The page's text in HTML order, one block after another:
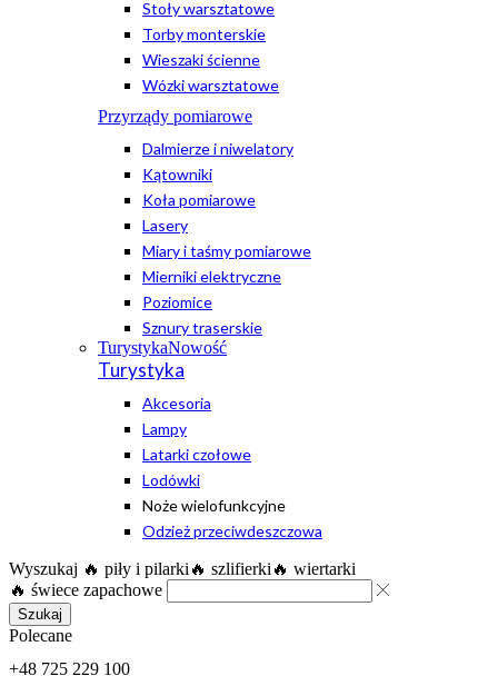
Stoły warsztatowe
Torby monterskie
Wieszaki ścienne
Wózki warsztatowe
Przyrządy pomiarowe
Dalmierze i niwelatory
Kątowniki
Koła pomiarowe
Lasery
Miary i taśmy pomiarowe
Mierniki elektryczne
Poziomice
Sznury traserskie
TurystykaNowość
Turystyka
Akcesoria
Lampy
Latarki czołowe
Lodówki
Noże wielofunkcyjne
Odzież przeciwdeszczowa
Wyszukaj 🔥 piły i pilarki 🔥 szlifierki 🔥 wiertarki
🔥 świece zapachowe
Szukaj
Polecane
+48 725 229 100